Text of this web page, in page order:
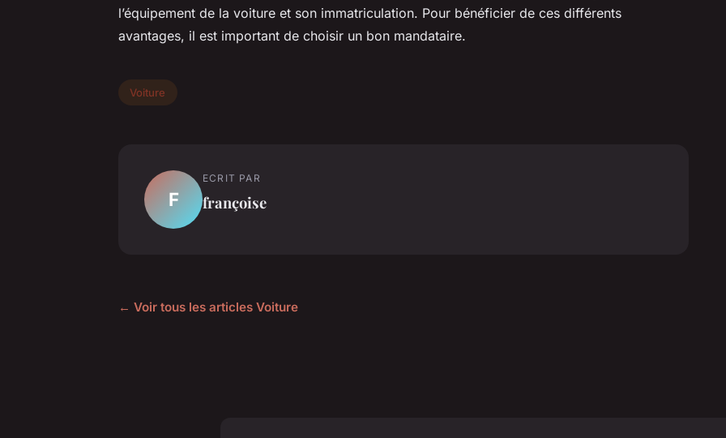
l’équipement de la voiture et son immatriculation. Pour bénéficier de ces différents
avantages, il est important de choisir un bon mandataire.
Voiture
F
ECRIT PAR
françoise
← Voir tous les articles Voiture